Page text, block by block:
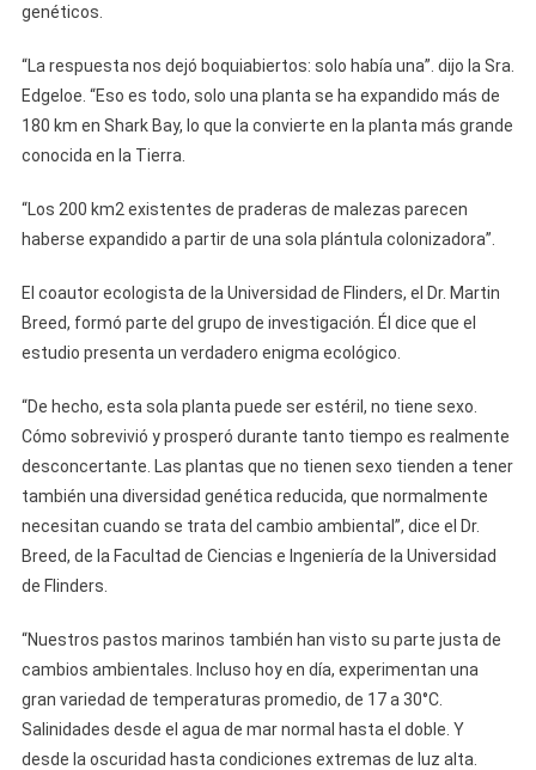
genéticos.
“La respuesta nos dejó boquiabiertos: solo había una”. dijo la Sra.
Edgeloe. “Eso es todo, solo una planta se ha expandido más de
180 km en Shark Bay, lo que la convierte en la planta más grande
conocida en la Tierra.
“Los 200 km2 existentes de praderas de malezas parecen
haberse expandido a partir de una sola plántula colonizadora”.
El coautor ecologista de la Universidad de Flinders, el Dr. Martin
Breed, formó parte del grupo de investigación. Él dice que el
estudio presenta un verdadero enigma ecológico.
“De hecho, esta sola planta puede ser estéril, no tiene sexo.
Cómo sobrevivió y prosperó durante tanto tiempo es realmente
desconcertante. Las plantas que no tienen sexo tienden a tener
también una diversidad genética reducida, que normalmente
necesitan cuando se trata del cambio ambiental”, dice el Dr.
Breed, de la Facultad de Ciencias e Ingeniería de la Universidad
de Flinders.
“Nuestros pastos marinos también han visto su parte justa de
cambios ambientales. Incluso hoy en día, experimentan una
gran variedad de temperaturas promedio, de 17 a 30°C.
Salinidades desde el agua de mar normal hasta el doble. Y
desde la oscuridad hasta condiciones extremas de luz alta.